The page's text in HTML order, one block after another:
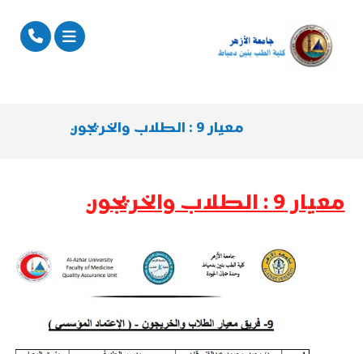
معيار 9 : الطلاب والخريجون
معيار 9 : الطلاب والخريجون